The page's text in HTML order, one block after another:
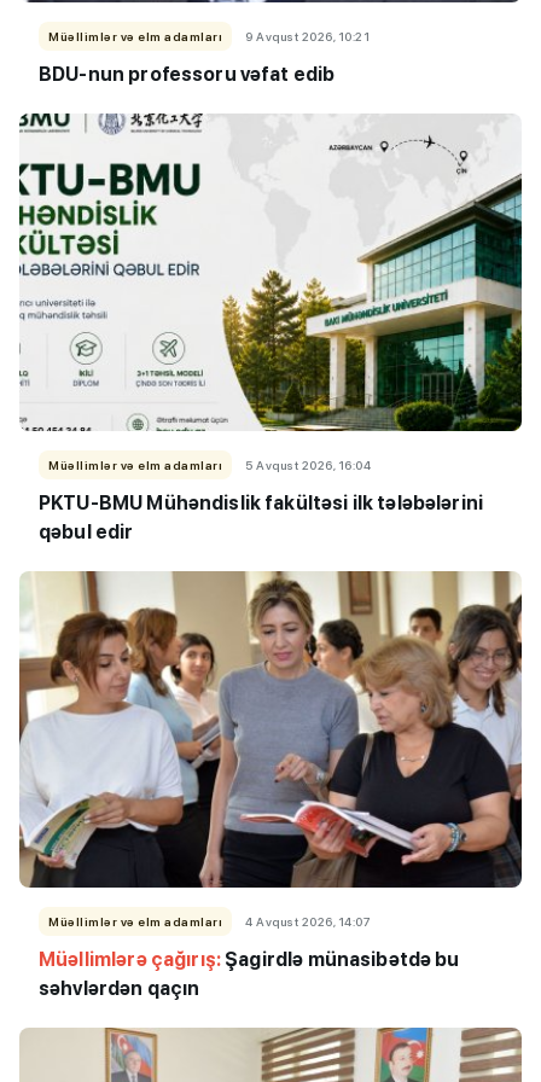
Müəllimlər və elm adamları 9 Avqust 2026, 10:21
BDU-nun professoru vəfat edib
Müəllimlər və elm adamları 5 Avqust 2026, 16:04
PKTU-BMU Mühəndislik fakültəsi ilk tələbələrini
qəbul edir
Müəllimlər və elm adamları 4 Avqust 2026, 14:07
Müəllimlərə çağırış: Şagirdlə münasibətdə bu
səhvlərdən qaçın